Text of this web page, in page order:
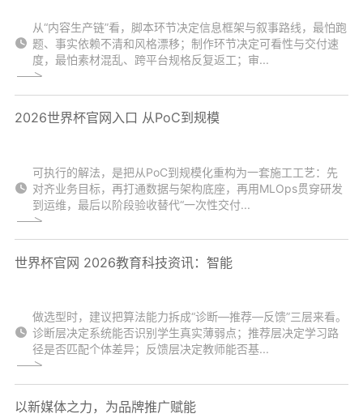
从“内容生产链”看，脚本环节决定信息框架与叙事路线，最怕跑
题、事实依赖不清和风格漂移；制作环节决定可看性与交付速
度，最怕素材混乱、跨平台规格反复返工；审...
2026世界杯官网入口 从PoC到规模
可执行的解法，是把从PoC到规模化重构为一套施工工艺：先
对齐业务目标，再打通数据与架构底座，再用MLOps贯穿研发
到运维，最后以阶段验收替代“一次性交付...
世界杯官网 2026教育科技资讯：智能
做选型时，建议把算法能力拆成“诊断—推荐—反馈”三层来看。
诊断层决定系统能否识别学生真实薄弱点；推荐层决定学习路
径是否匹配个体差异；反馈层决定教师能否基...
以新媒体之力，为品牌推广赋能